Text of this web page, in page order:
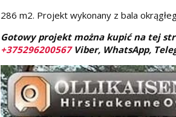
286 m2. Projekt wykonany z bala
Gotowy projekt można kupić na tej
+375296200567Viber, WhatsApp,